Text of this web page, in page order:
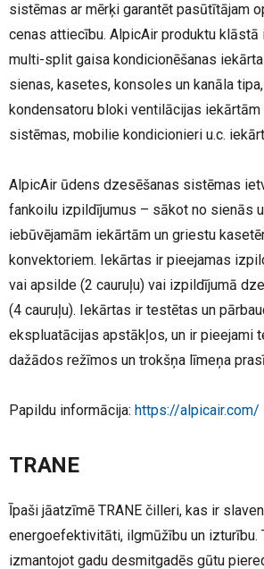
sistēmas ar mērķi garantēt pasūtītājam
cenas attiecību. AlpicAir produktu
multi-split gaisa kondicionēšanas
sienas, kasetes, konsoles un kanāla
kondensatoru bloki ventilācijas iekārtām
sistēmas, mobilie kondicionieri u.c.
AlpicAir ūdens dzesēšanas sistēmas
fankoilu izpildījumus – sākot no sienās
iebūvējamām iekārtām un griestu
konvektoriem. Iekārtas ir pieejamas
vai apsilde (2 cauruļu) vai izpildījumā
(4 cauruļu). Iekārtas ir testētas un
ekspluatācijas apstākļos, un ir pieejami
dažādos režīmos un trokšņa līmeņa
Papildu informācija: https://alpicair.com/
TRANE
Īpaši jāatzīmē TRANE čilleri, kas ir
energoefektivitāti, ilgmūžību un izturību.
izmantojot gadu desmitgadēs gūtu